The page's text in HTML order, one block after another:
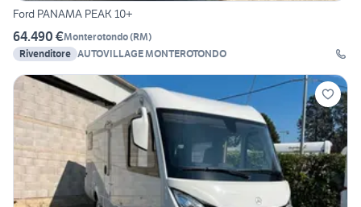
Ford PANAMA PEAK 10+
64.490 €Monterotondo(RM)
Rivenditore AUTOVILLAGE MONTEROTONDO